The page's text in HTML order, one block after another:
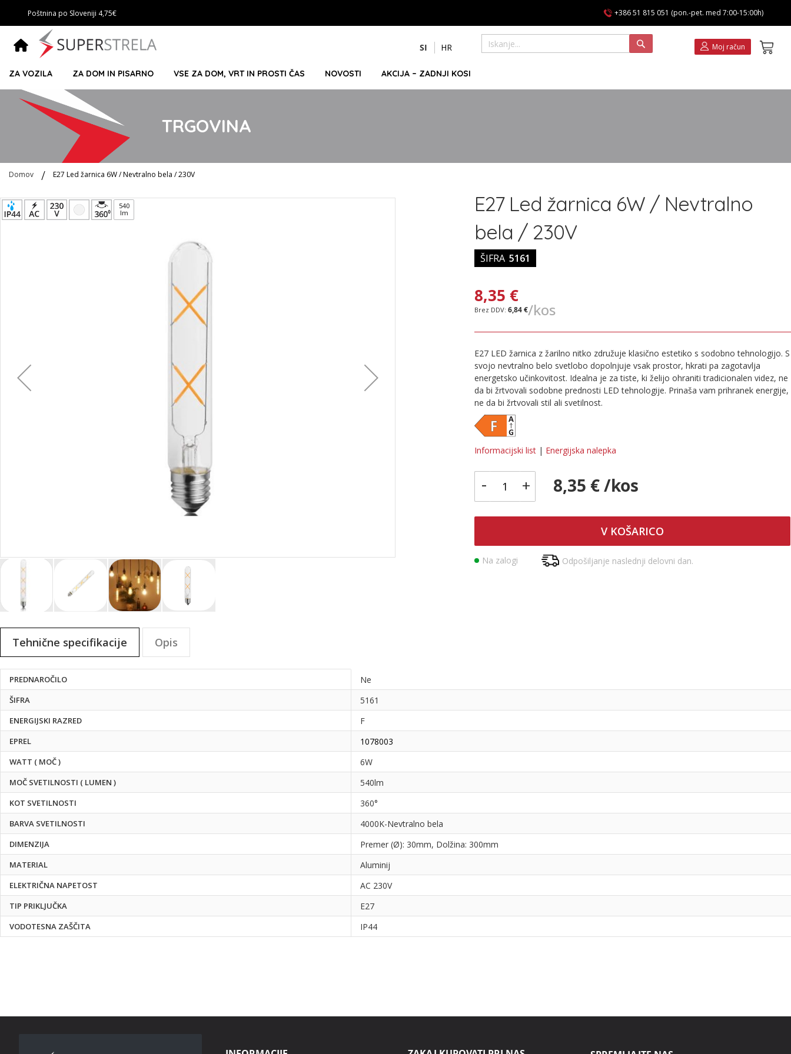
Poštnina po Sloveniji 4,75€ +386 51 815 051 (pon.-pet. med 7:00-15:00h)
na
SI HR Moj račun
ZA VOZILA ZA DOM IN PISARNO VSE ZA DOM, VRT IN PROSTI ČAS NOVOSTI AKCIJA – ZADNJI KOSI
TRGOVINA
Domov E27 Led žarnica 6W / Nevtralno bela / 230V
Preskoči
na
540
lm
na
začetek
E27 Led žarnica 6W / Nevtralno
bela / 230V
ŠIFRA 5161
8,35 €
6,84 €/kos
E27 LED žarnica z žarilno nitko združuje klasično estetiko s sodobno tehnologijo. S
svojo nevtralno belo svetlobo dopolnjuje vsak prostor, hkrati pa zagotavlja
energetsko učinkovitost. Idealna je za tiste, ki želijo ohraniti tradicionalen videz, ne
da bi žrtvovali sodobne prednosti LED tehnologije. Prinaša vam prihranek energije,
ne da bi žrtvovali stil ali svetilnost.
Informacijski list | Energijska nalepka
- + 8,35 € /kos
V KOŠARICO
Na zalogi Odpošiljanje naslednji delovni dan.
Tehnične specifikacije
specifikacije
PREDNAROČILO Ne
ŠIFRA 5161
ENERGIJSKI RAZRED F
EPREL 1078003
WATT ( MOČ ) 6W
MOČ SVETILNOSTI ( LUMEN ) 540lm
KOT SVETILNOSTI 360°
BARVA SVETILNOSTI 4000K-Nevtralno bela
DIMENZIJA Premer (Ø): 30mm, Dolžina: 300mm
MATERIAL Aluminij
ELEKTRIČNA NAPETOST AC 230V
TIP PRIKLJUČKA E27
VODOTESNA ZAŠČITA IP44
Opis